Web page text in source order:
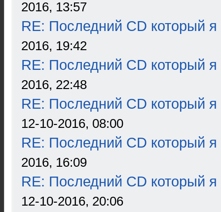
2016, 13:57
RE: Последний CD который я
2016, 19:42
RE: Последний CD который я
2016, 22:48
RE: Последний CD который я
12-10-2016, 08:00
RE: Последний CD который я
2016, 16:09
RE: Последний CD который я
12-10-2016, 20:06